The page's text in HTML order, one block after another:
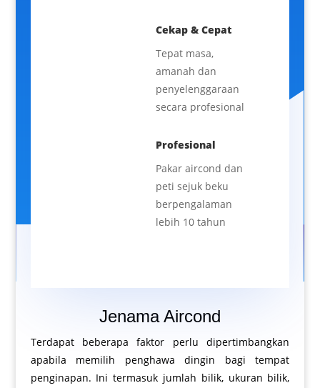
Cekap & Cepat
Tepat masa,
amanah dan
penyelenggaraan
secara profesional
Profesional
Pakar aircond dan
peti sejuk beku
berpengalaman
lebih 10 tahun
Jenama Aircond
Terdapat beberapa faktor perlu dipertimbangkan
apabila memilih penghawa dingin bagi tempat
penginapan. Ini termasuk jumlah bilik, ukuran bilik,